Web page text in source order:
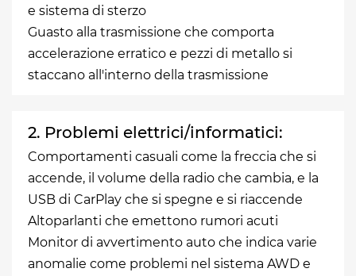
e sistema di sterzo
Guasto alla trasmissione che comporta
accelerazione erratico e pezzi di metallo si
staccano all'interno della trasmissione
2. Problemi elettrici/informatici:
Comportamenti casuali come la freccia che si
accende, il volume della radio che cambia, e la
USB di CarPlay che si spegne e si riaccende
Altoparlanti che emettono rumori acuti
Monitor di avvertimento auto che indica varie
anomalie come problemi nel sistema AWD e